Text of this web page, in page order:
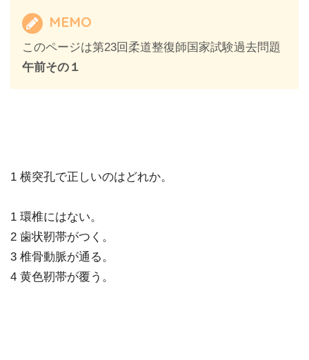
MEMO
このページは第23回柔道整復師国家試験過去問題
午前その１
1 横突孔で正しいのはどれか。
1 環椎にはない。
2 歯状靭帯がつく。
3 椎骨動脈が通る。
4 黄色靭帯が覆う。